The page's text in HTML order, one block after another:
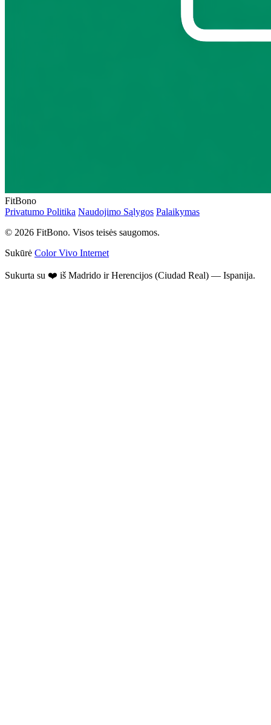
FitBono
Privatumo Politika Naudojimo Sąlygos Palaikymas
© 2026 FitBono. Visos teisės saugomos.
Sukūrė Color Vivo Internet
Sukurta su ❤️ iš Madrido ir Herencijos (Ciudad Real) — Ispanija.